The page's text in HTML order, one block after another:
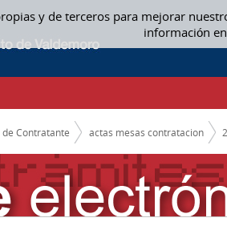
y de terceros para mejorar
información
de Contratante actas mesas contratacion